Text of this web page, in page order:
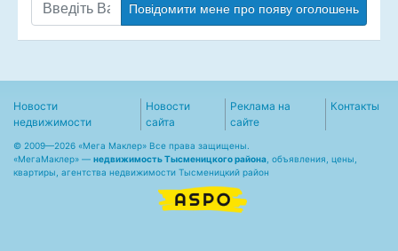
Повідомити мене про появу оголошень
Новости
недвижимости
Новости
сайта
Реклама на
сайте
Контакты
© 2009—2026 «Мега Маклер» Все права защищены.
«МегаМаклер» — недвижимость Тысменицкого района , объявления, цены,
квартиры, агентства недвижимости Тысменицкий район